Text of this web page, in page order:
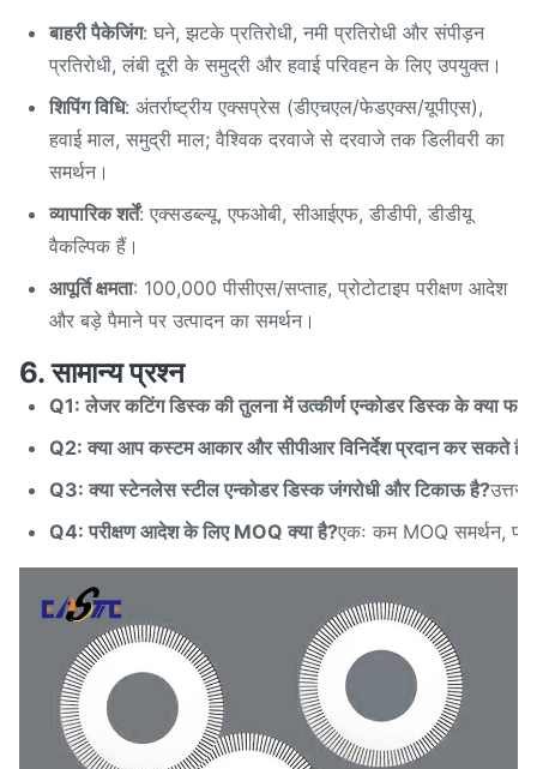
बाहरी पैकेजिंग: घने, झटके प्रतिरोधी, नमी प्रतिरोधी और संपीड़न
प्रतिरोधी, लंबी दूरी के समुद्री और हवाई परिवहन के लिए उपयुक्त।
शिपिंग विधि: अंतर्राष्ट्रीय एक्सप्रेस (डीएचएल/फेडएक्स/यूपीएस),
हवाई माल, समुद्री माल; वैश्विक दरवाजे से दरवाजे तक डिलीवरी का
समर्थन।
व्यापारिक शर्तें: एक्सडब्ल्यू, एफओबी, सीआईएफ, डीडीपी, डीडीयू
वैकल्पिक हैं।
आपूर्ति क्षमता: 100,000 पीसीएस/सप्ताह, प्रोटोटाइप परीक्षण आदेश
और बड़े पैमाने पर उत्पादन का समर्थन।
6. सामान्य प्रश्न
Q1: लेजर कटिंग डिस्क की तुलना में उत्कीर्ण एन्कोडर डिस्क के क्या
Q2: क्या आप कस्टम आकार और सीपीआर विनिर्देश प्रदान कर सकते हैं?
Q3: क्या स्टेनलेस स्टील एन्कोडर डिस्क जंगरोधी और टिकाऊ है?उत्तर:
Q4: परीक्षण आदेश के लिए MOQ क्या है?एकः कम MOQ समर्थन,